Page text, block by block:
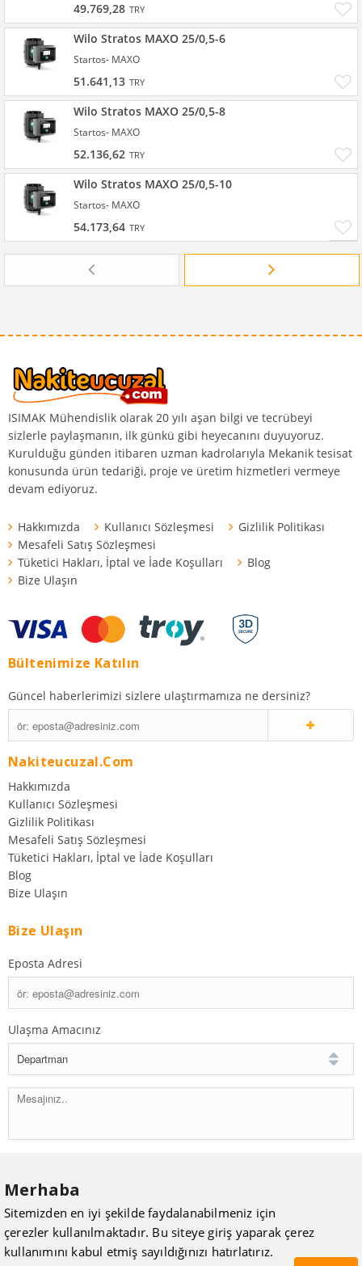
49.769,28 TRY
Wilo Stratos MAXO 25/0,5-6
Startos- MAXO
51.641,13 TRY
Wilo Stratos MAXO 25/0,5-8
Startos- MAXO
52.136,62 TRY
Wilo Stratos MAXO 25/0,5-10
Startos- MAXO
54.173,64 TRY
ISIMAK Mühendislik olarak 20 yılı aşan bilgi ve tecrübeyi
sizlerle paylaşmanın, ilk günkü gibi heyecanını duyuyoruz.
Kurulduğu günden itibaren uzman kadrolarıyla Mekanik tesisat
konusunda ürün tedariği, proje ve üretim hizmetleri vermeye
devam ediyoruz.
Hakkımızda Kullanıcı Sözleşmesi
Gizlilik Politikası
Mesafeli Satış Sözleşmesi
Tüketici Hakları, İptal ve İade Koşulları
Blog
Bize Ulaşın
Bültenimize Katılın
Güncel haberlerimizi sizlere ulaştırmamıza ne dersiniz?
Nakiteucuzal.com
Hakkımızda
Kullanıcı Sözleşmesi
Gizlilik Politikası
Mesafeli Satış Sözleşmesi
Tüketici Hakları, İptal ve İade Koşulları
Blog
Bize Ulaşın
Bize Ulaşın
Eposta Adresi
Ulaşma Amacınız
nakiteucuzal.com © 1992 - 2026, AAA Isımak Mühendislik San. Tic. Ltd.
Merhaba
Sitemizden en iyi şekilde faydalanabilmeniz için
çerezler kullanılmaktadır. Bu siteye giriş yaparak çerez
kullanımını kabul etmiş sayıldığınızı hatırlatırız.